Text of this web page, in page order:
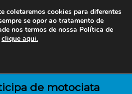
de motociata
coletaremos cookies para diferentes
se opor ao tratamento de
nos termos de nossa Política de
clique aqui.